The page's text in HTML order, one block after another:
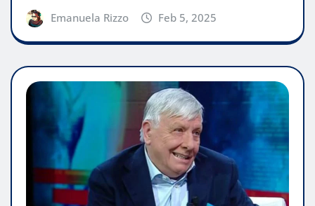
Emanuela Rizzo Feb 5, 2025